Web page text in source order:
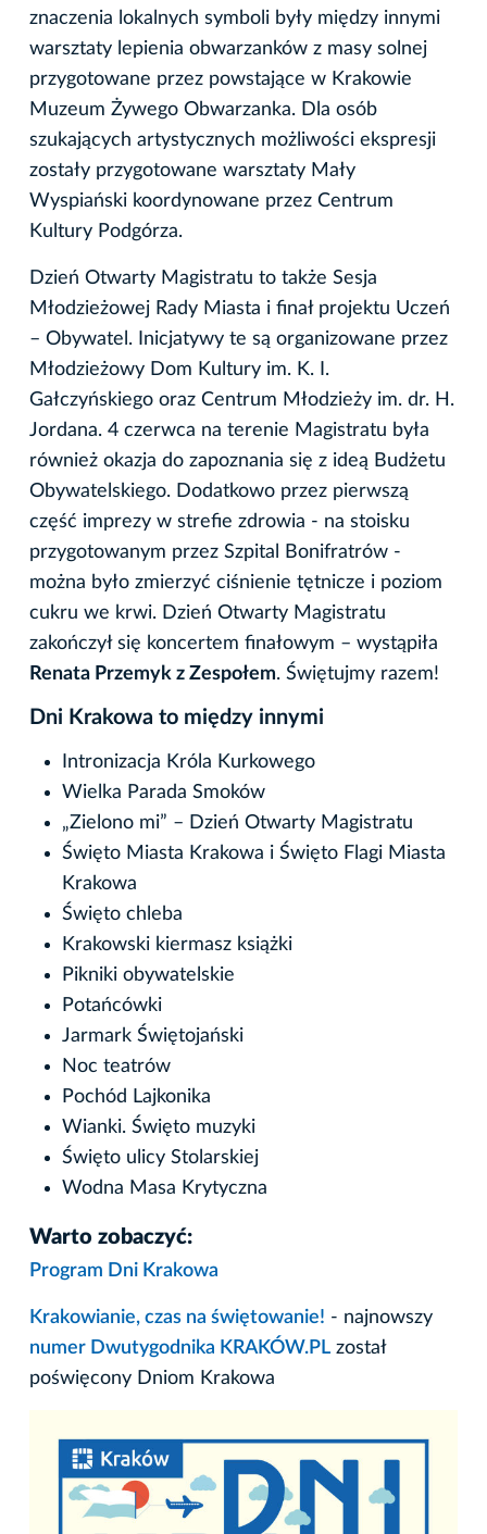
znaczenia lokalnych symboli były między innymi
warsztaty lepienia obwarzanków z masy solnej
przygotowane przez powstające w Krakowie
Muzeum Żywego Obwarzanka. Dla osób
szukających artystycznych możliwości ekspresji
zostały przygotowane warsztaty Mały
Wyspiański koordynowane przez Centrum
Kultury Podgórza.
Dzień Otwarty Magistratu to także Sesja
Młodzieżowej Rady Miasta i finał projektu Uczeń
– Obywatel. Inicjatywy te są organizowane przez
Młodzieżowy Dom Kultury im. K. I.
Gałczyńskiego oraz Centrum Młodzieży im. dr. H.
Jordana. 4 czerwca na terenie Magistratu była
również okazja do zapoznania się z ideą Budżetu
Obywatelskiego. Dodatkowo przez pierwszą
część imprezy w strefie zdrowia - na stoisku
przygotowanym przez Szpital Bonifratrów -
można było zmierzyć ciśnienie tętnicze i poziom
cukru we krwi. Dzień Otwarty Magistratu
zakończył się koncertem finałowym – wystąpiła
Renata Przemyk z Zespołem. Świętujmy razem!
Dni Krakowa to między innymi
Intronizacja Króla Kurkowego
Wielka Parada Smoków
„Zielono mi” – Dzień Otwarty Magistratu
Święto Miasta Krakowa i Święto Flagi Miasta
Krakowa
Święto chleba
Krakowski kiermasz książki
Pikniki obywatelskie
Potańcówki
Jarmark Świętojański
Noc teatrów
Pochód Lajkonika
Wianki. Święto muzyki
Święto ulicy Stolarskiej
Wodna Masa Krytyczna
Warto zobaczyć:
Program Dni Krakowa
Krakowianie, czas na świętowanie! - najnowszy
numer Dwutygodnika KRAKÓW.PL został
poświęcony Dniom Krakowa